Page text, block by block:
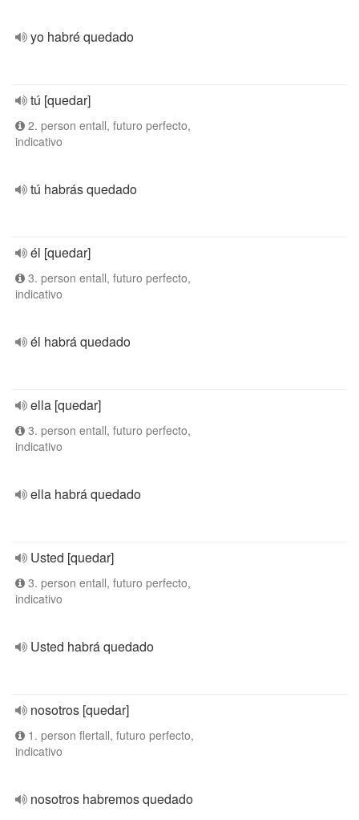
yo habré quedado
tú [quedar]
2. person entall, futuro perfecto,
indicativo
tú habrás quedado
él [quedar]
3. person entall, futuro perfecto,
indicativo
él habrá quedado
ella [quedar]
3. person entall, futuro perfecto,
indicativo
ella habrá quedado
Usted [quedar]
3. person entall, futuro perfecto,
indicativo
Usted habrá quedado
nosotros [quedar]
1. person flertall, futuro perfecto,
indicativo
nosotros habremos quedado